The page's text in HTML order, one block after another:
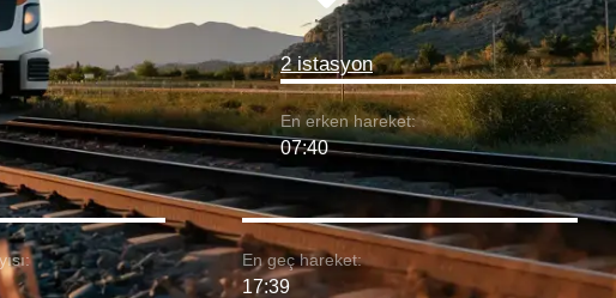
2 istasyon
En erken hareket:
07:40
En geç hareket:
17:39